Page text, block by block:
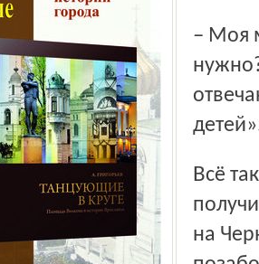
– Моя мама приехала и недоумевала, зачем мне это
Всё так и случилось! Маленькая квартирка, которую они
на